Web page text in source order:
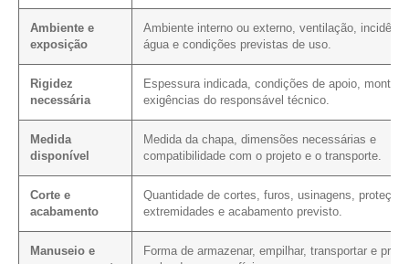
Ambiente e
exposição
Ambiente interno ou externo, ventilação,
água e condições previstas de uso.
Rigidez
necessária
Espessura indicada, condições de apoio,
exigências do responsável técnico.
Medida
disponível
Medida da chapa, dimensões necessárias e
compatibilidade com o projeto e o transporte.
Corte e
acabamento
Quantidade de cortes, furos, usinagens, proteção
extremidades e acabamento previsto.
Manuseio e
Forma de armazenar, empilhar, transportar e